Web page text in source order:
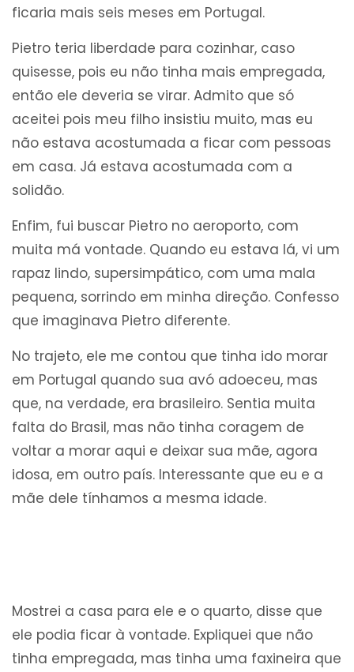
ficaria mais seis meses em Portugal.
Pietro teria liberdade para cozinhar, caso
quisesse, pois eu não tinha mais empregada,
então ele deveria se virar. Admito que só
aceitei pois meu filho insistiu muito, mas eu
não estava acostumada a ficar com pessoas
em casa. Já estava acostumada com a
solidão.
Enfim, fui buscar Pietro no aeroporto, com
muita má vontade. Quando eu estava lá, vi um
rapaz lindo, supersimpático, com uma mala
pequena, sorrindo em minha direção. Confesso
que imaginava Pietro diferente.
No trajeto, ele me contou que tinha ido morar
em Portugal quando sua avó adoeceu, mas
que, na verdade, era brasileiro. Sentia muita
falta do Brasil, mas não tinha coragem de
voltar a morar aqui e deixar sua mãe, agora
idosa, em outro país. Interessante que eu e a
mãe dele tínhamos a mesma idade.
Mostrei a casa para ele e o quarto, disse que
ele podia ficar à vontade. Expliquei que não
tinha empregada, mas tinha uma faxineira que